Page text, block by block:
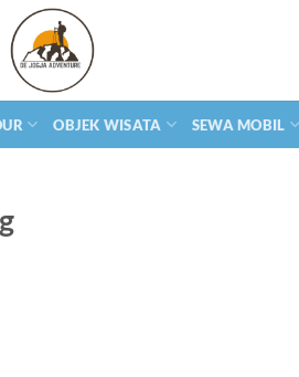
OBJEK WISATA SEWA MOBIL